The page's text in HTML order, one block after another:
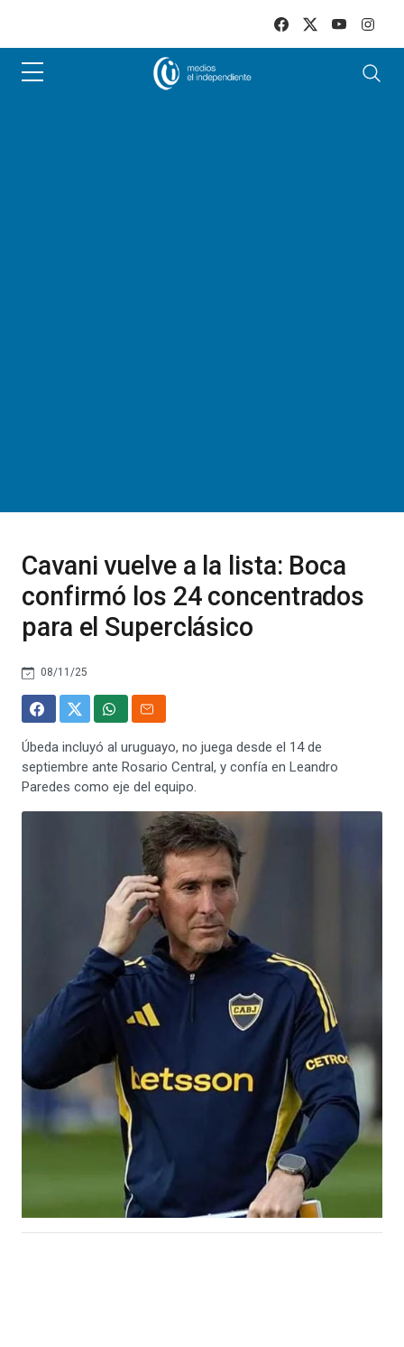
Cavani vuelve a la lista: Boca
confirmó los 24 concentrados
para el Superclásico
08/11/25
Úbeda incluyó al uruguayo, no juega desde el 14 de
septiembre ante Rosario Central, y confía en Leandro
Paredes como eje del equipo.